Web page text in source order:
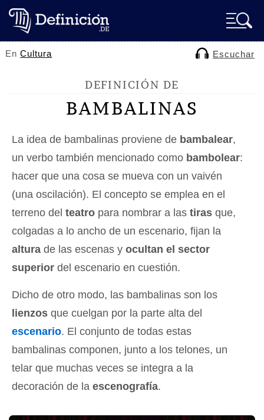
EnCultura Escuchar
DEFINICIÓN DE
BAMBALINAS
La idea de bambalinas proviene de bambalear,
un verbo también mencionado como bambolear:
hacer que una cosa se mueva con un vaivén
(una oscilación). El concepto se emplea en el
terreno del teatro para nombrar a las tiras que,
colgadas a lo ancho de un escenario, fijan la
altura de las escenas y ocultan el sector
superior del escenario en cuestión.
Dicho de otro modo, las bambalinas son los
lienzos que cuelgan por la parte alta del
escenario. El conjunto de todas estas
bambalinas componen, junto a los telones, un
telar que muchas veces se integra a la
decoración de la escenografía.